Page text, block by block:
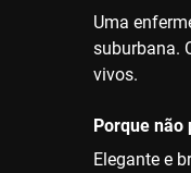
Uma
suburbana.
vivos.
Porque não
Elegante e